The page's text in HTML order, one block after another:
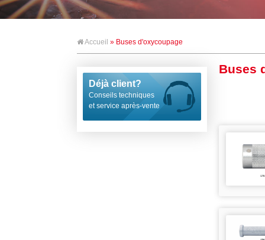
Accueil » Buses d'oxycoupage
Déjà client?
Conseils techniques
et service après-vente
Buses